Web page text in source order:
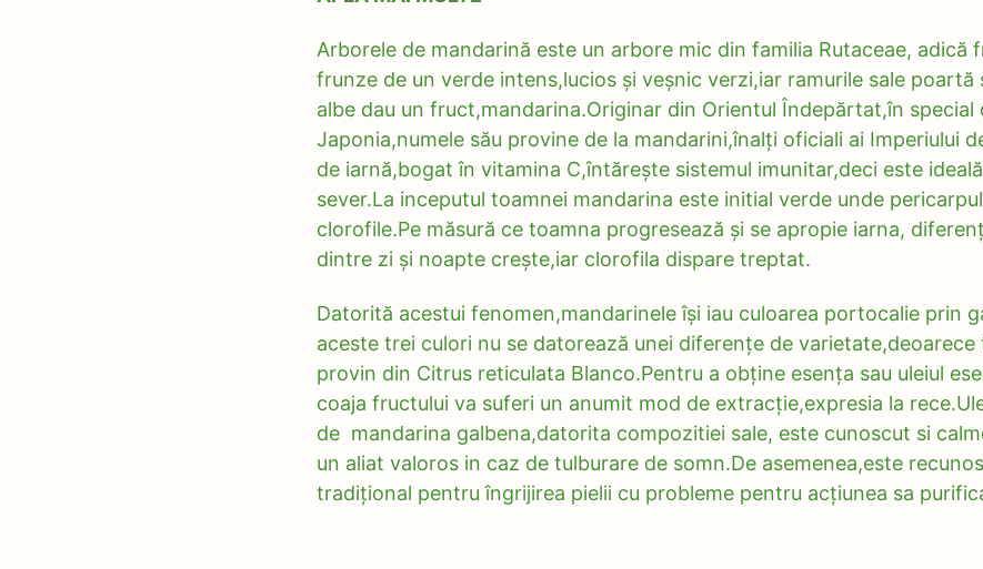
Arborele de mandarină este un arbore mic din familia Rutaceae, adică
frunze de un verde intens,lucios și veșnic verzi,iar ramurile sale poartă
albe dau un fruct,mandarina.Originar din Orientul Îndepărtat,în special
Japonia,numele său provine de la mandarini,înalți oficiali ai Imperiului
de iarnă,bogat în vitamina C,întărește sistemul imunitar,deci este
sever.La inceputul toamnei mandarina este initial verde unde
clorofile.Pe măsură ce toamna progresează și se apropie iarna,
dintre zi și noapte crește,iar clorofila dispare treptat.
Datorită acestui fenomen,mandarinele își iau culoarea portocalie prin
aceste trei culori nu se datorează unei diferențe de
provin din Citrus reticulata Blanco.Pentru a obține esența sau uleiul
coaja fructului va suferi un anumit mod de extracție,expresia la
de mandarina galbena,datorita compozitiei sale, este cunoscut si
un aliat valoros in caz de tulburare de somn.De asemenea,este
tradițional pentru îngrijirea pielii cu probleme pentru acțiunea sa